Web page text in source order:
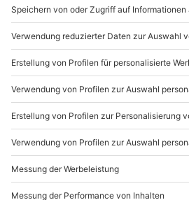
www.b2b.mydays.de/
Artikelnummer:59047
Andere Produkte entdecken